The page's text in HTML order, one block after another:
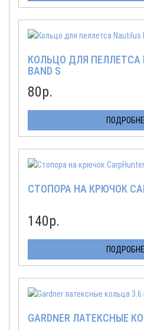
КОЛЬЦО ДЛЯ ПЕЛЛЕТСА
BAND S
80р.
СТОПОРА НА КРЮЧОК
140р.
GARDNER ЛАТЕКСНЫЕ